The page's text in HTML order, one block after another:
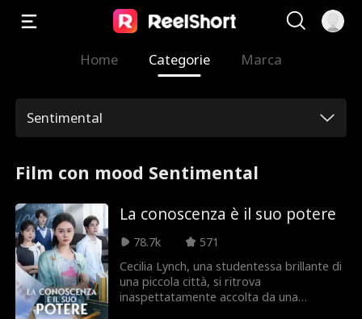
Home Categorie Marca
Sentimental
Film con mood Sentimental
La conoscenza è il suo potere
78.7k
571
Cecilia Lynch, una studentessa brillante di
una piccola città, si ritrova
inaspettatamente accolta da una